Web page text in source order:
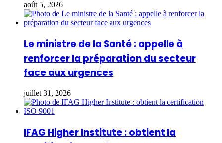
août 5, 2026
Le ministre de la Santé : appelle à
renforcer la préparation du secteur
face aux urgences
juillet 31, 2026
IFAG Higher Institute : obtient la